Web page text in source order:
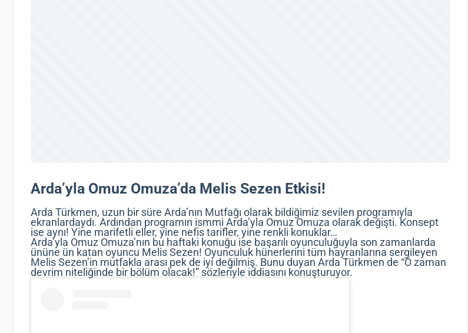
Arda’yla Omuz Omuza’da Melis Sezen Etkisi!
Arda Türkmen, uzun bir süre Arda’nın Mutfağı olarak bildiğimiz sevilen programıyla
ekranlardaydı. Ardından programın ismmi Arda’yla Omuz Omuza olarak değişti. Konsept
ise aynı! Yine marifetli eller, yine nefis tarifler, yine renkli konuklar…
Arda’yla Omuz Omuza’nın bu haftaki konuğu ise başarılı oyunculuğuyla son zamanlarda
ününe ün katan oyuncu Melis Sezen! Oyunculuk hünerlerini tüm hayranlarına sergileyen
Melis Sezen’in mutfakla arası pek de iyi değilmiş. Bunu duyan Arda Türkmen de “O zaman
devrim niteliğinde bir bölüm olacak!” sözleriyle iddiasını konuşturuyor.